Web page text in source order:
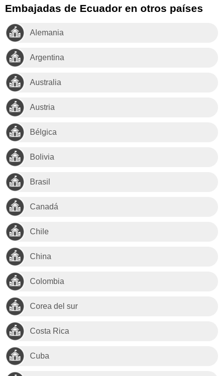
Embajadas de Ecuador en otros países
Alemania
Argentina
Australia
Austria
Bélgica
Bolivia
Brasil
Canadá
Chile
China
Colombia
Corea del sur
Costa Rica
Cuba